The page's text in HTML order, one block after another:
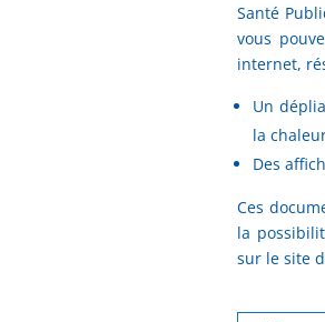
Santé
vous
internet,
Un
la
Des
Ces
la
sur le site